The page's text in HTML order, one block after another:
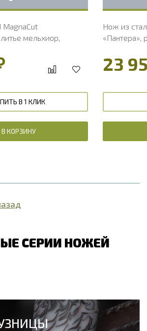
MagnaCut
мельхиор,
В 1 КЛИК
В КОРЗИНУ
Нож из
«Пантера»,
23
СЕРИИ НОЖЕЙ